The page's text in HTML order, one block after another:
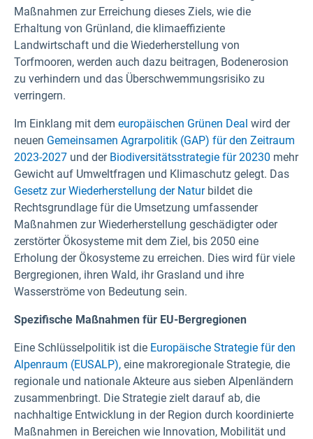
Maßnahmen zur Erreichung dieses Ziels, wie die
Erhaltung von Grünland, die klimaeffiziente
Landwirtschaft und die Wiederherstellung von
Torfmooren, werden auch dazu beitragen, Bodenerosion
zu verhindern und das Überschwemmungsrisiko zu
verringern.
Im Einklang mit dem europäischen Grünen Deal wird der
neuen Gemeinsamen Agrarpolitik (GAP) für den Zeitraum
2023-2027 und der Biodiversitätsstrategie für 20230 mehr
Gewicht auf Umweltfragen und Klimaschutz gelegt. Das
Gesetz zur Wiederherstellung der Naturbildet die
Rechtsgrundlage für die Umsetzung umfassender
Maßnahmen zur Wiederherstellung geschädigter oder
zerstörter Ökosysteme mit dem Ziel, bis 2050 eine
Erholung der Ökosysteme zu erreichen. Dies wird für viele
Bergregionen, ihren Wald, ihr Grasland und ihre
Wasserströme von Bedeutung sein.
Spezifische Maßnahmen für EU-Bergregionen
Eine Schlüsselpolitik ist die Europäische Strategie für den
Alpenraum (EUSALP), eine makroregionale Strategie, die
regionale und nationale Akteure aus sieben Alpenländern
zusammenbringt. Die Strategie zielt darauf ab, die
nachhaltige Entwicklung in der Region durch koordinierte
Maßnahmen in Bereichen wie Innovation, Mobilität und